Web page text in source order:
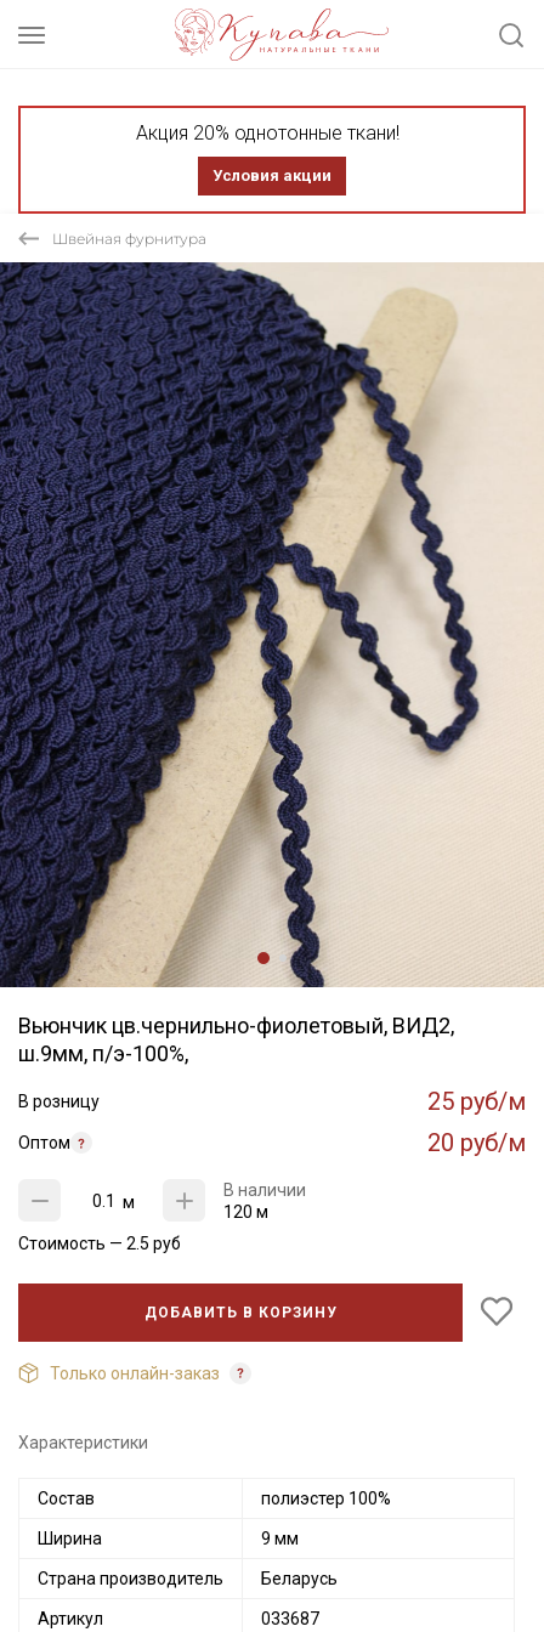
Акция 20% однотонные ткани!
Условия акции
Швейная фурнитура
Вьюнчик цв.чернильно-фиолетовый, ВИД2,
ш.9мм, п/э-100%,
В розницу 25 руб/м
Оптом 20 руб/м
м
В наличии
120 м
Стоимость — 2.5 руб
ДОБАВИТЬ В КОРЗИНУ
Только онлайн-заказ
Характеристики
Состав полиэстер 100%
Ширина 9 мм
Страна производитель Беларусь
Артикул 033687
Секретная рассылка от Купава
Мы публикуем здесь дополнительные
промокоды и скидки до 30% на узкие